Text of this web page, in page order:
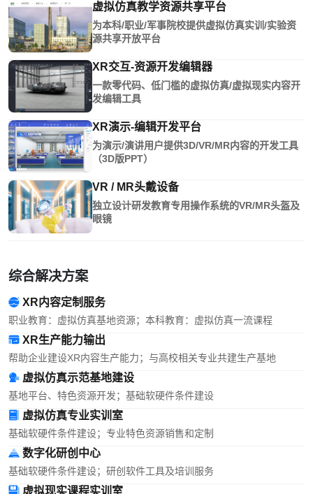
虚拟仿真教学资源共享平台
为本科/职业/军事院校提供虚拟仿真实训/实验资
源共享开放平台
XR交互-资源开发编辑器
一款零代码、低门槛的虚拟仿真/虚拟现实内容开
发编辑工具
XR演示-编辑开发平台
为演示/演讲用户提供3D/VR/MR内容的开发工具
（3D版PPT）
VR / MR头戴设备
独立设计研发教育专用操作系统的VR/MR头盔及
眼镜
综合解决方案
XR内容定制服务
职业教育：虚拟仿真基地资源；本科教育：虚拟仿真一流课程
XR生产能力输出
帮助企业建设XR内容生产能力；与高校相关专业共建生产基地
虚拟仿真示范基地建设
基地平台、特色资源开发；基础软硬件条件建设
虚拟仿真专业实训室
基础软硬件条件建设；专业特色资源销售和定制
数字化研创中心
基础软硬件条件建设；研创软件工具及培训服务
虚拟现实课程实训室